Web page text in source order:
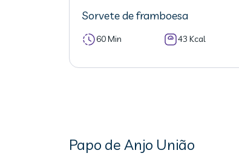
Sorvete de framboesa
60 Min 43 Kcal
Papo de Anjo União